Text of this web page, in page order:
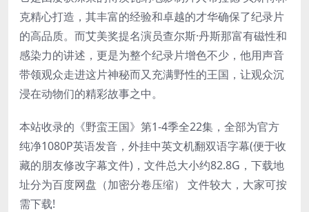
克精心打造，其丰富的经验和卓越的才华确保了纪录片
的高品质。而艾美奖提名演员查尔斯·丹斯那富有磁性和
感染力的讲述，更是为整个纪录片增色不少，他用声音
带领观众走进这片神秘而又充满野性的王国，让观众沉
浸在动物们的精彩故事之中。
本站收录的《野蛮王国》第1-4季全22集，全部为官方
纯净1080P英语发音，外挂中英文机翻双语字幕(便于收
藏的朋友修改字幕文件)，文件总大小约82.8G，下载地
址分为百度网盘（加密分卷压缩） 文件较大，大家可按
需下载!